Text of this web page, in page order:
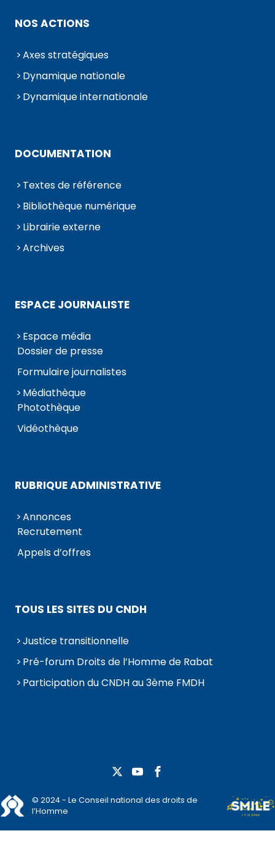
NOS ACTIONS
Axes stratégiques
Dynamique nationale
Dynamique internationale
DOCUMENTATION
Textes de référence
Bibliothèque numérique
Librairie externe
Archives
ESPACE JOURNALISTE
Espace média
Dossier de presse
Formulaire journalistes
Médiathèque
Photothèque
Vidéothèque
RUBRIQUE ADMINISTRATIVE
Annonces
Recrutement
Appels d’offres
TOUS LES SITES DU CNDH
Justice transitionnelle
Pré-forum Droits de l’Homme de Rabat
Participation du CNDH au 3ème FMDH
© 2024 - Le Conseil national des droits de
l’Homme